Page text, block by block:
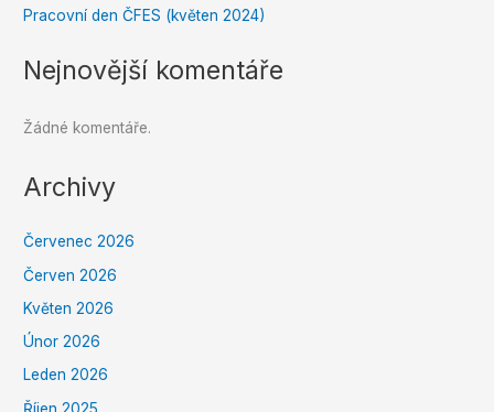
Pracovní den ČFES (květen 2024)
Nejnovější komentáře
Žádné komentáře.
Archivy
Červenec 2026
Červen 2026
Květen 2026
Únor 2026
Leden 2026
Říjen 2025